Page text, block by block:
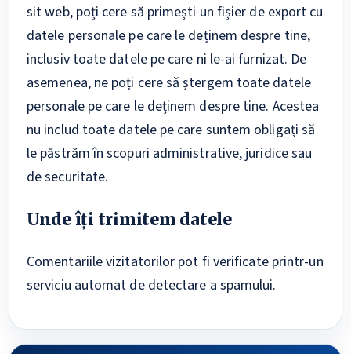
sit web, poți cere să primești un fișier de export cu
datele personale pe care le deținem despre tine,
inclusiv toate datele pe care ni le-ai furnizat. De
asemenea, ne poți cere să ștergem toate datele
personale pe care le deținem despre tine. Acestea
nu includ toate datele pe care suntem obligați să
le păstrăm în scopuri administrative, juridice sau
de securitate.
Unde îți trimitem datele
Comentariile vizitatorilor pot fi verificate printr-un
serviciu automat de detectare a spamului.